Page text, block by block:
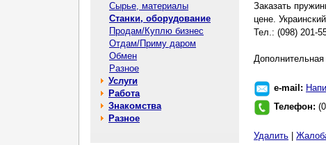
Сырье, материалы
Станки, оборудование
Продам/Куплю бизнес
Отдам/Приму даром
Обмен
Разное
Услуги
Работа
Знакомства
Разное
Заказать
цене.
Тел.: (098) 201-
e-mail:
Телефон:
Удалить